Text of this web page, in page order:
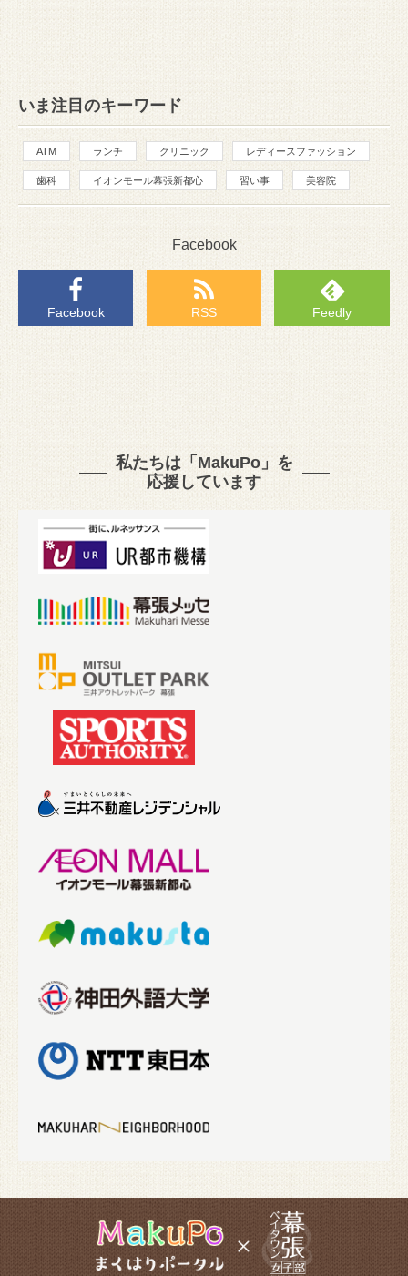
いま注目のキーワード
ATM ランチ クリニック レディースファッション
歯科 イオンモール幕張新都心 習い事 美容院
Facebook
Facebook RSS Feedly
私たちは「MakuPo」を
応援しています